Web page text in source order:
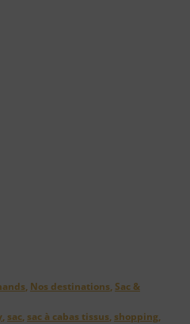
Nos destinations Sac &
, sac, sac à cabas tissus shopping,